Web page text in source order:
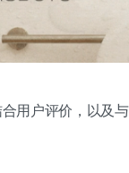
用户评价，以及